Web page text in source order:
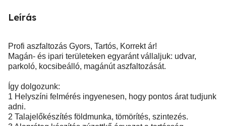
Leírás
Profi aszfaltozás Gyors, Tartós, Korrekt ár!
Magán- és ipari területeken egyaránt vállaljuk: udvar,
parkoló, kocsibeálló, magánút aszfaltozását.
Így dolgozunk:
1 Helyszíni felmérés ingyenesen, hogy pontos árat tudjunk
adni.
2 Talajelőkészítés földmunka, tömörítés, szintezés.